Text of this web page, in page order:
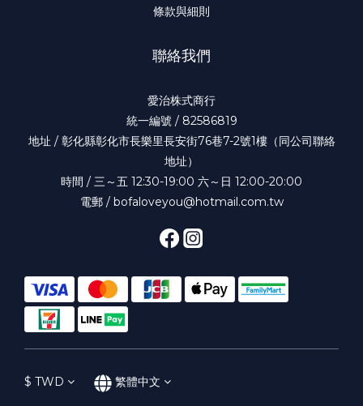
條款與細則
聯絡我們
愛治株式商行
統一編號 / 82586819
地址 / 彰化縣彰化市長樂里長安街76巷7-2號1樓（同公司聯絡
地址）
時間 / 三～五 12:30-19:00 六～日 12:00-20:00
電郵 / bofaloveyou@hotmail.com.tw
$ TWD 繁體中文